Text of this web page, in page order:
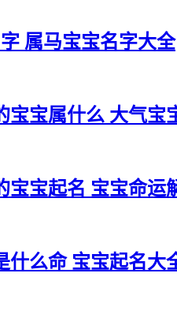
属马宝宝名字大全
宝宝属什么 大气宝
宝宝起名 宝宝命运
什么命 宝宝起名大